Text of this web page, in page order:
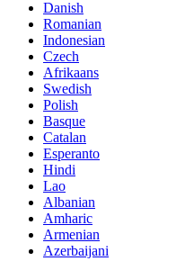
Danish
Romanian
Indonesian
Czech
Afrikaans
Swedish
Polish
Basque
Catalan
Esperanto
Hindi
Lao
Albanian
Amharic
Armenian
Azerbaijani